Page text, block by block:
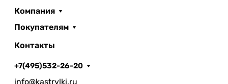
Компания
Покупателям
Контакты
+7(495)532-26-20
info@kastrylki.ru